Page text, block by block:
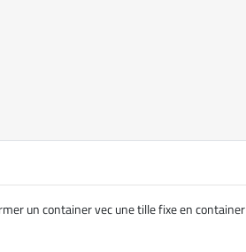
un container vec une tille fixe en container